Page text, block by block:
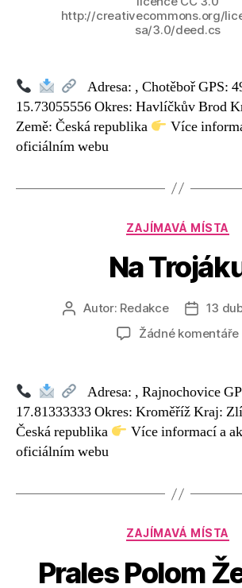
http://creativecommons.org/
sa/3.0/deed.cs
Adresa: , Chotěboř GPS:
15.73055556 Okres: Havlíčkův Brod
Země: Česká republika
Více
oficiálním webu
Rubriky
ZAJÍMAVÁ MÍSTA
Na
Autor
příspěvku
Autor: Redakce
Datum
příspěvku
13
Žádné komentářeu
Adresa: , Rajnochovice
17.81333333 Okres: Kroměříž Kraj:
Česká republika
Více informací a
oficiálním webu
Rubriky
ZAJÍMAVÁ MÍSTA
Prales Polom